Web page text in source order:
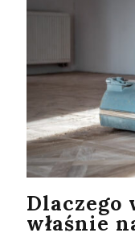
Dlaczego
właśnie